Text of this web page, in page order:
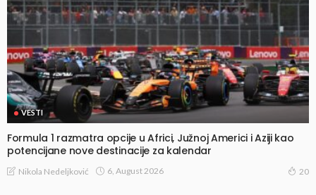
VESTI
Formula 1 razmatra opcije u Africi, Južnoj Americi i Aziji kao
potencijane nove destinacije za kalendar
Nikola Nedeljković 6, August 2026 20